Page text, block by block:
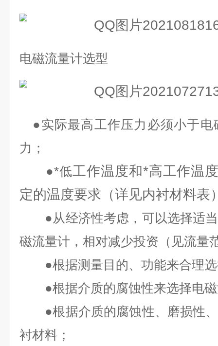
电磁流量计选型
●实际最高工作压力必须小于
力；
●*低工作温度和*高工作温
定的温度要求（详见内衬材料表
●从经济性考虑，可以选择适
磁流量计，相对减少投资（见流量
●根据测量目的、功能来合理
●根据介质的腐蚀性来选择电
●根据介质的腐蚀性、磨损性
衬材料；